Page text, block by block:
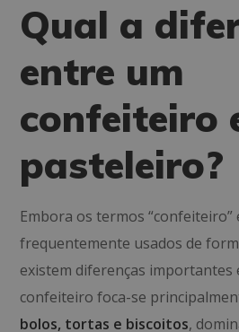
Qual a
entre um
confeiteiro
pasteleiro?
Embora os termos “confeiteiro”
frequentemente usados de
existem diferenças importantes
confeiteiro foca-se
bolos, tortas e biscoitos,